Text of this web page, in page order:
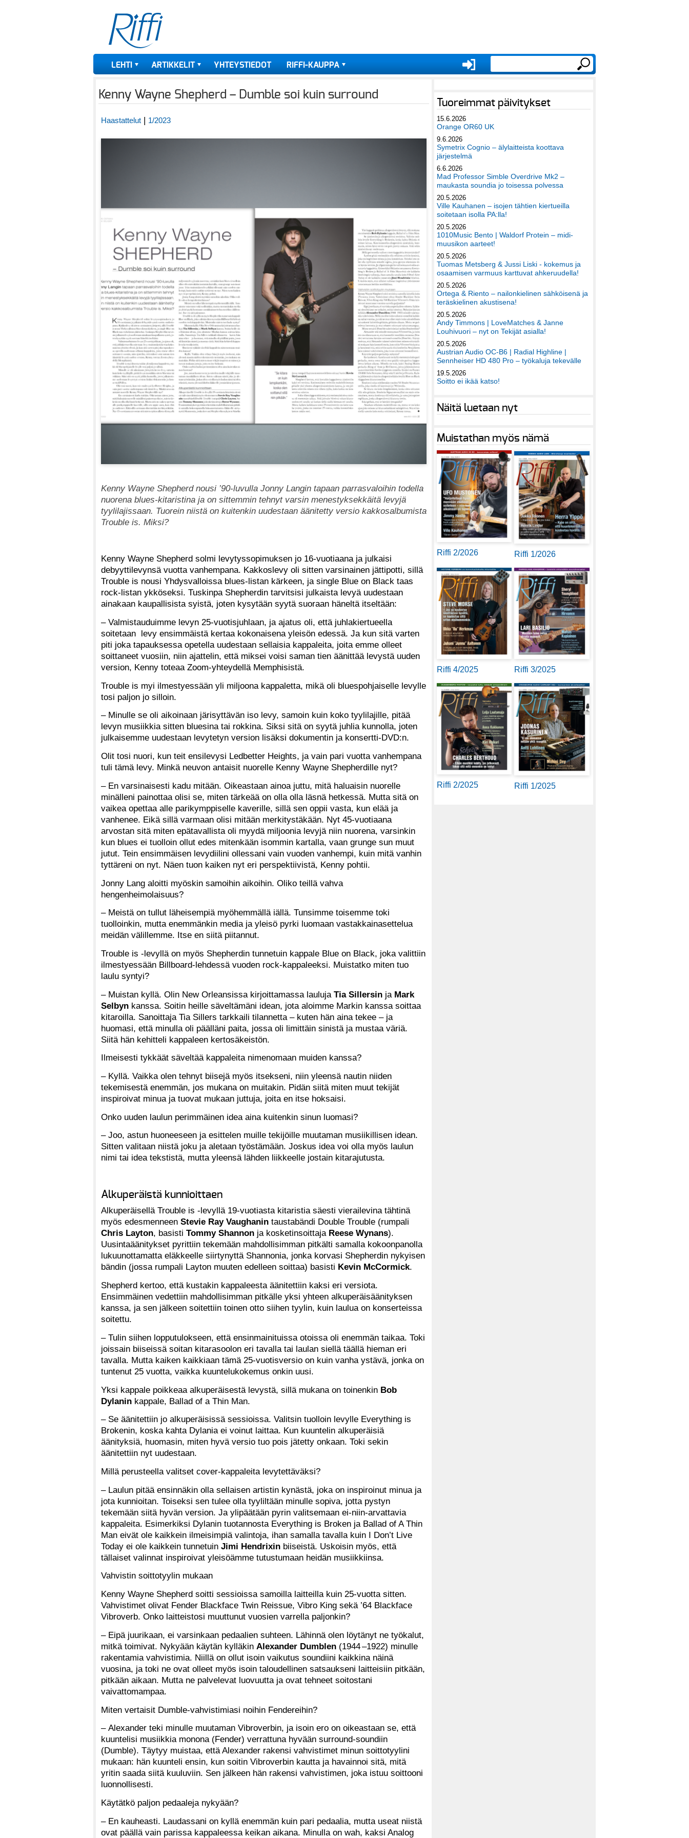
LEHTI ARTIKKELIT YHTEYSTIEDOT RIFFI-KAUPPA
Kenny Wayne Shepherd – Dumble soi kuin surround
Haastattelut | 1/2023
Kenny Wayne Shepherd nousi ’90-luvulla Jonny Langin tapaan parrasvaloihin todella
nuorena blues-kitaristina ja on sittemmin tehnyt varsin menestyksekkäitä levyjä
tyylilajissaan. Tuorein niistä on kuitenkin uudestaan äänitetty versio kakkosalbumista
Trouble is. Miksi?
Kenny Wayne Shepherd solmi levytyssopimuksen jo 16-vuotiaana ja julkaisi
debyyttilevynsä vuotta vanhempana. Kakkoslevy oli sitten varsinainen jättipotti, sillä
Trouble is nousi Yhdysvalloissa blues-listan kärkeen, ja single Blue on Black taas
rock-listan ykköseksi. Tuskinpa Shepherdin tarvitsisi julkaista levyä uudestaan
ainakaan kaupallisista syistä, joten kysytään syytä suoraan häneltä itseltään:
– Valmistauduimme levyn 25-vuotisjuhlaan, ja ajatus oli, että juhlakiertueella
soitetaan levy ensimmäistä kertaa kokonaisena yleisön edessä. Ja kun sitä varten
piti joka tapauksessa opetella uudestaan sellaisia kappaleita, joita emme olleet
soittaneet vuosiin, niin ajattelin, että miksei voisi saman tien äänittää levystä uuden
version, Kenny toteaa Zoom-yhteydellä Memphisistä.
Trouble is myi ilmestyessään yli miljoona kappaletta, mikä oli bluespohjaiselle levylle
tosi paljon jo silloin.
– Minulle se oli aikoinaan järisyttävän iso levy, samoin kuin koko tyylilajille, pitää
levyn musiikkia sitten bluesina tai rokkina. Siksi sitä on syytä juhlia kunnolla, joten
julkaisemme uudestaan levytetyn version lisäksi dokumentin ja konsertti-DVD:n.
Olit tosi nuori, kun teit ensilevysi Ledbetter Heights, ja vain pari vuotta vanhempana
tuli tämä levy. Minkä neuvon antaisit nuorelle Kenny Wayne Shepherdille nyt?
– En varsinaisesti kadu mitään. Oikeastaan ainoa juttu, mitä haluaisin nuorelle
minälleni painottaa olisi se, miten tärkeää on olla olla läsnä hetkessä. Mutta sitä on
vaikea opettaa alle parikymppiselle kaverille, sillä sen oppii vasta, kun elää ja
vanhenee. Eikä sillä varmaan olisi mitään merkitystäkään. Nyt 45-vuotiaana
arvostan sitä miten epätavallista oli myydä miljoonia levyjä niin nuorena, varsinkin
kun blues ei tuolloin ollut edes mitenkään isommin kartalla, vaan grunge sun muut
jutut. Tein ensimmäisen levydiilini ollessani vain vuoden vanhempi, kuin mitä vanhin
tyttäreni on nyt. Näen tuon kaiken nyt eri perspektiivistä, Kenny pohtii.
Jonny Lang aloitti myöskin samoihin aikoihin. Oliko teillä vahva
hengenheimolaisuus?
– Meistä on tullut läheisempiä myöhemmällä iällä. Tunsimme toisemme toki
tuolloinkin, mutta enemmänkin media ja yleisö pyrki luomaan vastakkainasettelua
meidän välillemme. Itse en siitä piitannut.
Trouble is -levyllä on myös Shepherdin tunnetuin kappale Blue on Black, joka valittiin
ilmestyessään Billboard-lehdessä vuoden rock-kappaleeksi. Muistatko miten tuo
laulu syntyi?
– Muistan kyllä. Olin New Orleansissa kirjoittamassa lauluja Tia Sillersin ja Mark
Selbyn kanssa. Soitin heille säveltämäni idean, jota aloimme Markin kanssa soittaa
kitaroilla. Sanoittaja Tia Sillers tarkkaili tilannetta – kuten hän aina tekee – ja
huomasi, että minulla oli päälläni paita, jossa oli limittäin sinistä ja mustaa väriä.
Siitä hän kehitteli kappaleen kertosäkeistön.
Ilmeisesti tykkäät säveltää kappaleita nimenomaan muiden kanssa?
– Kyllä. Vaikka olen tehnyt biisejä myös itsekseni, niin yleensä nautin niiden
tekemisestä enemmän, jos mukana on muitakin. Pidän siitä miten muut tekijät
inspiroivat minua ja tuovat mukaan juttuja, joita en itse hoksaisi.
Onko uuden laulun perimmäinen idea aina kuitenkin sinun luomasi?
– Joo, astun huoneeseen ja esittelen muille tekijöille muutaman musiikillisen idean.
Sitten valitaan niistä joku ja aletaan työstämään. Joskus idea voi olla myös laulun
nimi tai idea tekstistä, mutta yleensä lähden liikkeelle jostain kitarajutusta.
Alkuperäistä kunnioittaen
Alkuperäisellä Trouble is -levyllä 19-vuotiasta kitaristia säesti vierailevina tähtinä
myös edesmenneen Stevie Ray Vaughanin taustabändi Double Trouble (rumpali
Chris Layton, basisti Tommy Shannon ja kosketinsoittaja Reese Wynans).
Uusintaäänitykset pyrittiin tekemään mahdollisimman pitkälti samalla kokoonpanolla
lukuunottamatta eläkkeelle siirtynyttä Shannonia, jonka korvasi Shepherdin nykyisen
bändin (jossa rumpali Layton muuten edelleen soittaa) basisti Kevin McCormick.
Shepherd kertoo, että kustakin kappaleesta äänitettiin kaksi eri versiota.
Ensimmäinen vedettiin mahdollisimman pitkälle yksi yhteen alkuperäisäänityksen
kanssa, ja sen jälkeen soitettiin toinen otto siihen tyylin, kuin laulua on konserteissa
soitettu.
– Tulin siihen lopputulokseen, että ensinmainituissa otoissa oli enemmän taikaa. Toki
joissain biiseissä soitan kitarasoolon eri tavalla tai laulan siellä täällä hieman eri
tavalla. Mutta kaiken kaikkiaan tämä 25-vuotisversio on kuin vanha ystävä, jonka on
tuntenut 25 vuotta, vaikka kuuntelukokemus onkin uusi.
Yksi kappale poikkeaa alkuperäisestä levystä, sillä mukana on toinenkin Bob
Dylanin kappale, Ballad of a Thin Man.
– Se äänitettiin jo alkuperäisissä sessioissa. Valitsin tuolloin levylle Everything is
Brokenin, koska kahta Dylania ei voinut laittaa. Kun kuuntelin alkuperäisiä
äänityksiä, huomasin, miten hyvä versio tuo pois jätetty onkaan. Toki sekin
äänitettiin nyt uudestaan.
Millä perusteella valitset cover-kappaleita levytettäväksi?
– Laulun pitää ensinnäkin olla sellaisen artistin kynästä, joka on inspiroinut minua ja
jota kunnioitan. Toiseksi sen tulee olla tyyliltään minulle sopiva, jotta pystyn
tekemään siitä hyvän version. Ja ylipäätään pyrin valitsemaan ei-niin-arvattavia
kappaleita. Esimerkiksi Dylanin tuotannosta Everything is Broken ja Ballad of A Thin
Man eivät ole kaikkein ilmeisimpiä valintoja, ihan samalla tavalla kuin I Don’t Live
Today ei ole kaikkein tunnetuin Jimi Hendrixin biiseistä. Uskoisin myös, että
tällaiset valinnat inspiroivat yleisöämme tutustumaan heidän musiikkiinsa.
Vahvistin soittotyylin mukaan
Kenny Wayne Shepherd soitti sessioissa samoilla laitteilla kuin 25-vuotta sitten.
Vahvistimet olivat Fender Blackface Twin Reissue, Vibro King sekä ’64 Blackface
Vibroverb. Onko laitteistosi muuttunut vuosien varrella paljonkin?
– Eipä juurikaan, ei varsinkaan pedaalien suhteen. Lähinnä olen löytänyt ne työkalut,
mitkä toimivat. Nykyään käytän kylläkin Alexander Dumblen (1944 –1922) minulle
rakentamia vahvistimia. Niillä on ollut isoin vaikutus soundiini kaikkina näinä
vuosina, ja toki ne ovat olleet myös isoin taloudellinen satsaukseni laitteisiin pitkään,
pitkään aikaan. Mutta ne palvelevat luovuutta ja ovat tehneet soitostani
vaivattomampaa.
Miten vertaisit Dumble-vahvistimiasi noihin Fendereihin?
– Alexander teki minulle muutaman Vibroverbin, ja isoin ero on oikeastaan se, että
kuuntelisi musiikkia monona (Fender) verrattuna hyvään surround-soundiin
(Dumble). Täytyy muistaa, että Alexander rakensi vahvistimet minun soittotyylini
mukaan: hän kuunteli ensin, kun soitin Vibroverbin kautta ja havainnoi sitä, mitä
yritin saada siitä kuuluviin. Sen jälkeen hän rakensi vahvistimen, joka istuu soittooni
luonnollisesti.
Käytätkö paljon pedaaleja nykyään?
– En kauheasti. Laudassani on kyllä enemmän kuin pari pedaalia, mutta useat niistä
ovat päällä vain parissa kappaleessa keikan aikana. Minulla on wah, kaksi Analog
Tuoreimmat päivitykset
15.6.2026
Orange OR60 UK
9.6.2026
Symetrix Cognio – älylaitteista koottava
järjestelmä
6.6.2026
Mad Professor Simble Overdrive Mk2 –
maukasta soundia jo toisessa polvessa
20.5.2026
Ville Kauhanen – isojen tähtien kiertueilla
soitetaan isolla PA:lla!
20.5.2026
1010Music Bento | Waldorf Protein – midi-
muusikon aarteet!
20.5.2026
Tuomas Metsberg & Jussi Liski - kokemus ja
osaamisen varmuus karttuvat ahkeruudella!
20.5.2026
Ortega & Riento – nailonkielinen sähköisenä ja
teräskielinen akustisena!
20.5.2026
Andy Timmons | LoveMatches & Janne
Louhivuori – nyt on Tekijät asialla!
20.5.2026
Austrian Audio OC-B6 | Radial Highline |
Sennheiser HD 480 Pro – työkaluja tekevälle
19.5.2026
Soitto ei ikää katso!
Näitä luetaan nyt
Muistathan myös nämä
Riffi 2/2026 Riffi 1/2026
Riffi 4/2025 Riffi 3/2025
Riffi 2/2025 Riffi 1/2025